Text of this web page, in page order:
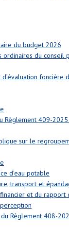
du budget 2026
du conseil
foncière
409-
sur le
d’eau potable
transport et
et du rapport
Règlement 408-